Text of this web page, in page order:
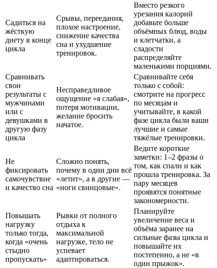
Садиться на
жёсткую
диету в конце
цикла
Срывы, переедания,
плохое настроение,
снижение качества
сна и ухудшение
тренировок.
Вместо резкого
урезания калорий
добавьте больше
объёмных блюд, воды
и клетчатки, а
сладости
распределяйте
маленькими порциями.
Сравнивать
свои
результаты с
мужчинами
или с
девушками в
другую фазу
цикла
Несправедливое
ощущение «я слабая»,
потеря мотивации,
желание бросить
начатое.
Сравнивайте себя
только с собой:
смотрите на прогресс
по месяцам и
учитывайте, в какой
фазе цикла были ваши
лучшие и самые
тяжёлые тренировки.
Не
фиксировать
самочувствие
и качество сна
Сложно понять,
почему в одни дни всё
«летит», а в другие —
«ноги свинцовые».
Ведите короткие
заметки: 1–2 фразы о
том, как спали и как
прошла тренировка. За
пару месяцев
проявятся понятные
закономерности.
Повышать
нагрузку
только тогда,
когда «очень
стыдно
пропускать»
Рывки от полного
отдыха к
максимальной
нагрузке, тело не
успевает
адаптироваться.
Планируйте
увеличение веса и
объёма заранее на
сильные фазы цикла и
повышайте их
постепенно, а не «в
один прыжок».